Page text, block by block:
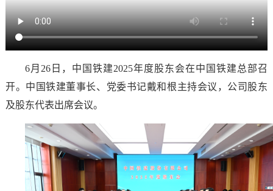
6月26日，中国铁建2025年度股东会在中国铁建总部召
开。中国铁建董事长、党委书记戴和根主持会议，公司股东
及股东代表出席会议。